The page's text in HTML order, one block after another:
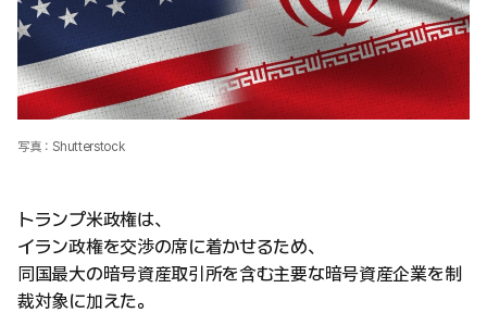
写真：Shutterstock
トランプ米政権は、
イラン政権を交渉の席に着かせるため、
同国最大の暗号資産取引所を含む主要な暗号資産企業を制
裁対象に加えた。